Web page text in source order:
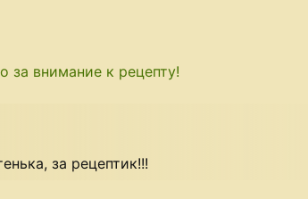
за внимание к рецепту!
за рецептик!!!